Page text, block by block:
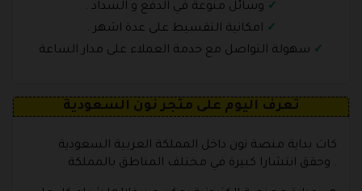
وسائل منوعة في الدفع و السداد .
امكانية التقسيط على عدة اشهر .
سهولة التواصل مع خدمة العملاء على مدار الساعة
تعرف اليوم على متجر نون السعودية
كات بداية منصة نون داخل المملكة العربية السعودية
وحقق انتشارا كبيرة في مختلف المناطق بالمملكة .